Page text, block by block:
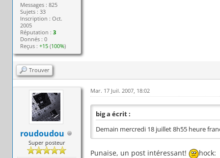
Messages : 825
Sujets : 33
Inscription : Oct.
2005
Réputation :3
Donnés : 0
Reçus :+15 (100%)
Trouver
roudoudou
Super posteur
Mar. 17 Juil. 2007, 18:02
big a écrit :
Demain mercredi 18 juillet 8h55 heure
Punaise, un post intéressant! hock: